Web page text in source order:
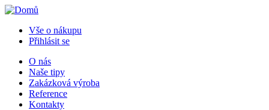
Přejít
hlavnímu
obsahu
Menu
uživatelského
účtu
Vše o nákupu
Přihlásit se
Horní
menu
O nás
Naše tipy
Zakázková výroba
Reference
Kontakty